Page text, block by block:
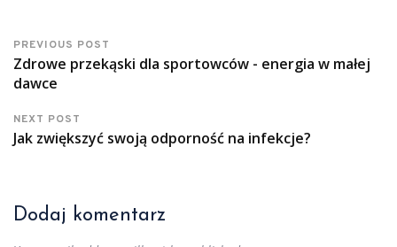
PREVIOUS POST
Zdrowe przekąski dla sportowców - energia w małej
dawce
NEXT POST
Jak zwiększyć swoją odporność na infekcje?
Dodaj komentarz